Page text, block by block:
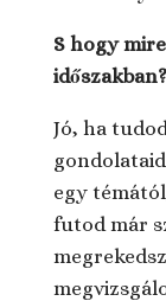
S hogy
időszakban?
Jó, ha
egy
futod már